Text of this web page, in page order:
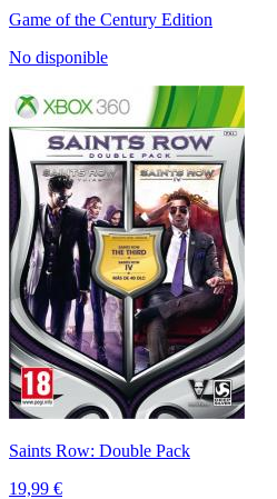
Game of the Century Edition
No disponible
Saints Row: Double Pack
19,99 €